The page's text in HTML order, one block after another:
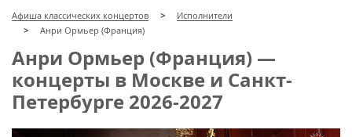
8 (499) 923-22-78
с 10:00 до 20:00
Афиша классических концертов
Исполнители
Анри Ормьер (Франция)
Анри Ормьер (Франция) —
концерты в Москве и Санкт-
Петербурге 2026-2027